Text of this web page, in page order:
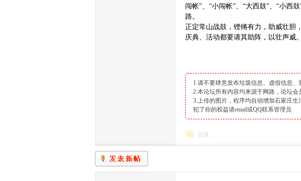
闯帐”、“小闯帐”、“大西鼓”、“小西
路。
正定常山战鼓，铿锵有力，助威壮胆
庆典、活动都要请其助阵，以壮声威。
1.请不要肆意发布垃圾信息、虚假信息、
2.本论坛所有内容均来源于网路，论坛会
3.上传的图片，程序均自动增加石家庄
犯了你的权益请email或QQ联系管理员
回复